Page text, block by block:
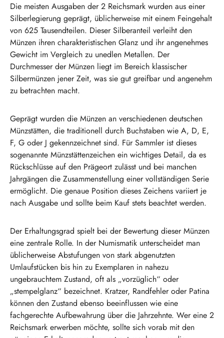
Die meisten Ausgaben der 2 Reichsmark wurden aus einer
Silberlegierung geprägt, üblicherweise mit einem Feingehalt
von 625 Tausendteilen. Dieser Silberanteil verleiht den
Münzen ihren charakteristischen Glanz und ihr angenehmes
Gewicht im Vergleich zu unedlen Metallen. Der
Durchmesser der Münzen liegt im Bereich klassischer
Silbermünzen jener Zeit, was sie gut greifbar und angenehm
zu betrachten macht.
Geprägt wurden die Münzen an verschiedenen deutschen
Münzstätten, die traditionell durch Buchstaben wie A, D, E,
F, G oder J gekennzeichnet sind. Für Sammler ist dieses
sogenannte Münzstättenzeichen ein wichtiges Detail, da es
Rückschlüsse auf den Prägeort zulässt und bei manchen
Jahrgängen die Zusammenstellung einer vollständigen Serie
ermöglicht. Die genaue Position dieses Zeichens variiert je
nach Ausgabe und sollte beim Kauf stets beachtet werden.
Der Erhaltungsgrad spielt bei der Bewertung dieser Münzen
eine zentrale Rolle. In der Numismatik unterscheidet man
üblicherweise Abstufungen von stark abgenutzten
Umlaufstücken bis hin zu Exemplaren in nahezu
ungebrauchtem Zustand, oft als „vorzüglich“ oder
„stempelglanz“ bezeichnet. Kratzer, Randfehler oder Patina
können den Zustand ebenso beeinflussen wie eine
fachgerechte Aufbewahrung über die Jahrzehnte. Wer eine 2
Reichsmark erwerben möchte, sollte sich vorab mit den